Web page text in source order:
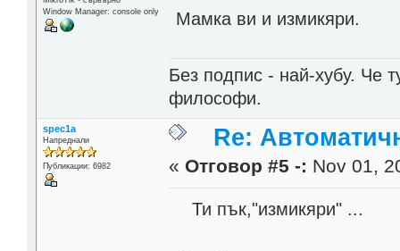
Window Manager: console only
Мамка ви и измикяри.
Без подпис - най-хубу. Че
философи.
spec1a
Напреднали
Публикации: 6982
Re:
« Отговор #5 -: Nov 01,
Ти пък,"измикяри" ...